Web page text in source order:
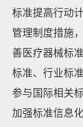
标准提高行动
管理制度措施
善医疗器械标
标准、行业标
参与国际相关
加强标准信息